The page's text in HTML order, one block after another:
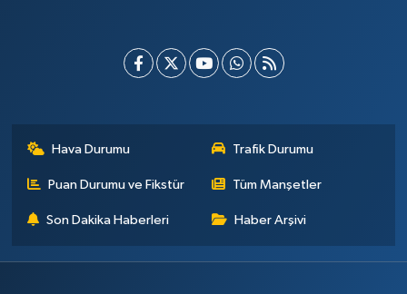
Hava Durumu Trafik Durumu
Puan Durumu ve Fikstür Tüm Manşetler
Son Dakika Haberleri Haber Arşivi